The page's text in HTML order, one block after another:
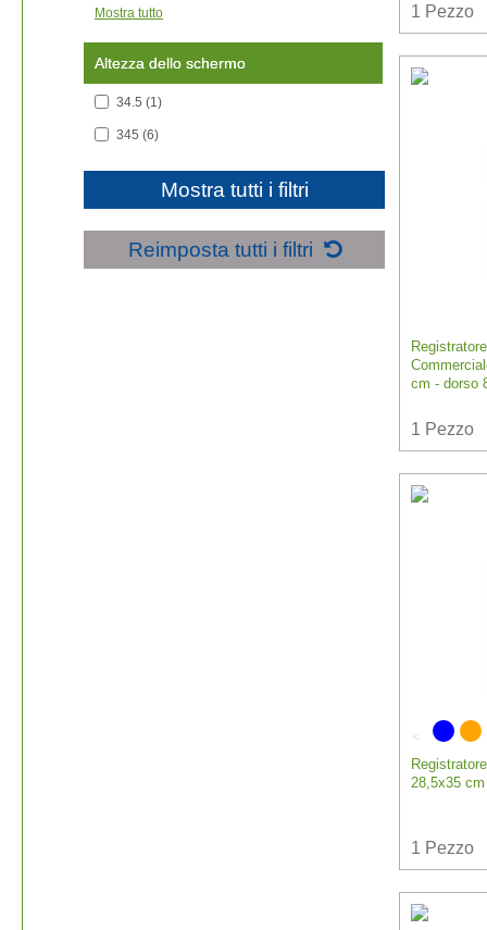
Mostra tutto
Altezza dello schermo
34.5 (1)
345 (6)
Mostra tutti i filtri
Reimposta tutti i filtri
1 Pezzo
cm - dorso
1 Pezzo
28,5x35
1 Pezzo